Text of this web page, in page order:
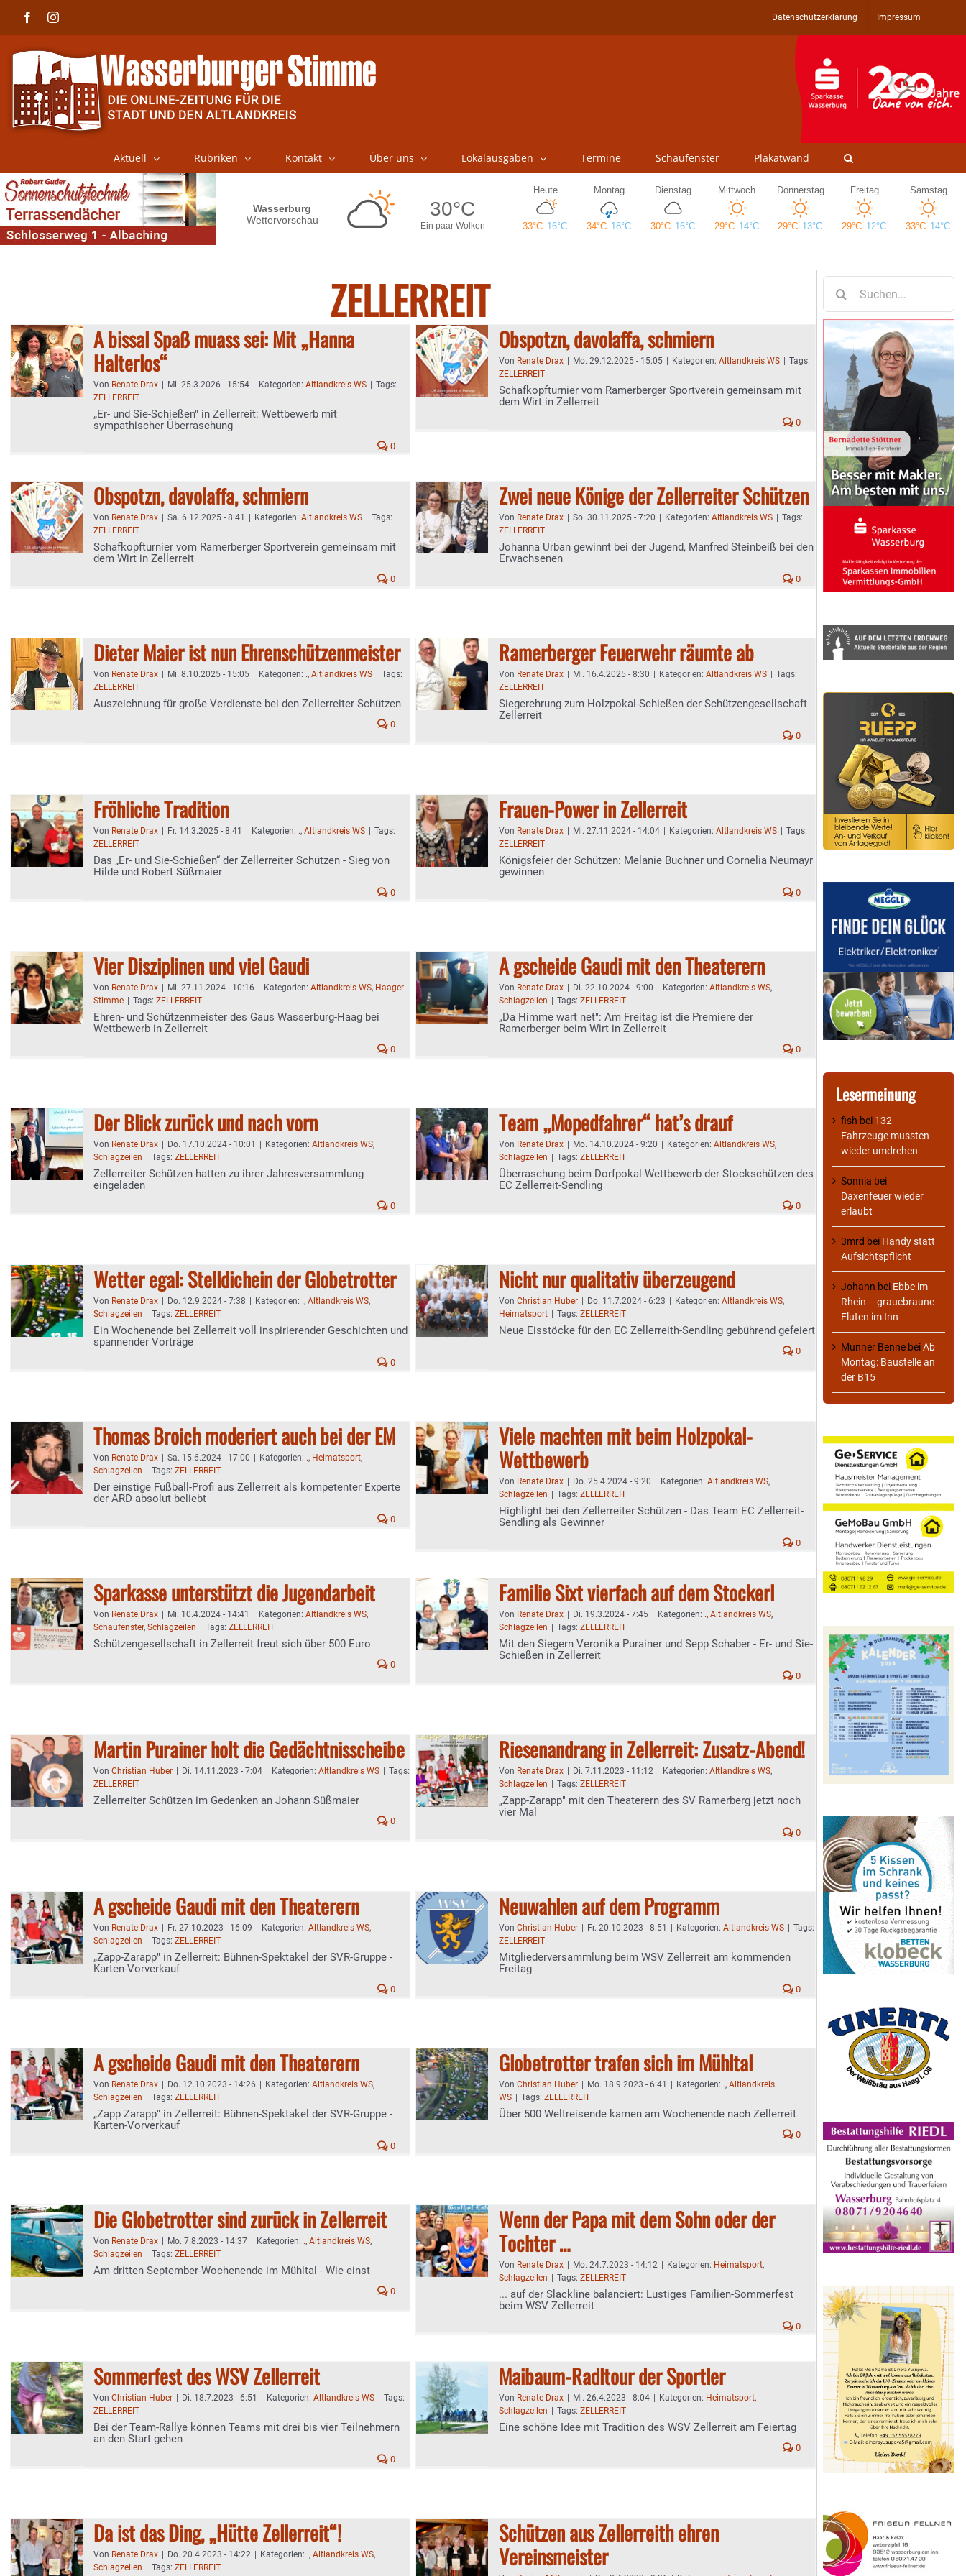
FacebookInstagram Datenschutzerklärung Impressum
Aktuell Rubriken Kontakt Über uns Lokalausgaben Termine Schaufenster Plakatwand
ZELLERREIT
A bissal Spaß muass sei: Mit „Hanna
Halterlos“
Von Renate Drax Mi. 25.3.2026 - 15:54 Kategorien: Altlandkreis WS
Tags:
ZELLERREIT
„Er- und Sie-Schießen" in Zellerreit: Wettbewerb mit
sympathischer Überraschung
0
Obspotzn, davolaffa, schmiern
Von Renate Drax Mo. 29.12.2025 - 15:05 Kategorien: Altlandkreis WS
Tags:
ZELLERREIT
Schafkopfturnier vom Ramerberger Sportverein gemeinsam mit
dem Wirt in Zellerreit
0
Obspotzn, davolaffa, schmiern
Von Renate Drax Sa. 6.12.2025 - 8:41 Kategorien: Altlandkreis WS
Tags:
ZELLERREIT
Schafkopfturnier vom Ramerberger Sportverein gemeinsam mit
dem Wirt in Zellerreit
0
Zwei neue Könige der Zellerreiter Schützen
Von Renate Drax So. 30.11.2025 - 7:20 Kategorien: Altlandkreis WS
Tags:
ZELLERREIT
Johanna Urban gewinnt bei der Jugend, Manfred Steinbeiß bei den
Erwachsenen
0
Dieter Maier ist nun Ehrenschützenmeister
Von Renate Drax Mi. 8.10.2025 - 15:05 Kategorien: ., Altlandkreis WS
Tags:
ZELLERREIT
Auszeichnung für große Verdienste bei den Zellerreiter Schützen
0
Ramerberger Feuerwehr räumte ab
Von Renate Drax Mi. 16.4.2025 - 8:30 Kategorien: Altlandkreis WS
Tags:
ZELLERREIT
Siegerehrung zum Holzpokal-Schießen der Schützengesellschaft
Zellerreit
0
Fröhliche Tradition
Von Renate Drax Fr. 14.3.2025 - 8:41 Kategorien: ., Altlandkreis WS
Tags:
ZELLERREIT
Das „Er- und Sie-Schießen“ der Zellerreiter Schützen - Sieg von
Hilde und Robert Süßmaier
0
Frauen-Power in Zellerreit
Von Renate Drax Mi. 27.11.2024 - 14:04 Kategorien: Altlandkreis WS
Tags:
ZELLERREIT
Königsfeier der Schützen: Melanie Buchner und Cornelia Neumayr
gewinnen
0
Vier Disziplinen und viel Gaudi
Von Renate Drax Mi. 27.11.2024 - 10:16 Kategorien: Altlandkreis WS, Haager-
Stimme
Tags: ZELLERREIT
Ehren- und Schützenmeister des Gaus Wasserburg-Haag bei
Wettbewerb in Zellerreit
0
A gscheide Gaudi mit den Theaterern
Von Renate Drax Di. 22.10.2024 - 9:00 Kategorien: Altlandkreis WS,
Schlagzeilen
Tags: ZELLERREIT
„Da Himme wart net": Am Freitag ist die Premiere der
Ramerberger beim Wirt in Zellerreit
0
Der Blick zurück und nach vorn
Von Renate Drax Do. 17.10.2024 - 10:01 Kategorien: Altlandkreis WS,
Schlagzeilen
Tags: ZELLERREIT
Zellerreiter Schützen hatten zu ihrer Jahresversammlung
eingeladen
0
Team „Mopedfahrer“ hat’s drauf
Von Renate Drax Mo. 14.10.2024 - 9:20 Kategorien: Altlandkreis WS,
Schlagzeilen
Tags: ZELLERREIT
Überraschung beim Dorfpokal-Wettbewerb der Stockschützen des
EC Zellerreit-Sendling
0
Wetter egal: Stelldichein der Globetrotter
Von Renate Drax Do. 12.9.2024 - 7:38 Kategorien: ., Altlandkreis WS,
Schlagzeilen
Tags: ZELLERREIT
Ein Wochenende bei Zellerreit voll inspirierender Geschichten und
spannender Vorträge
0
Nicht nur qualitativ überzeugend
Von Christian Huber Do. 11.7.2024 - 6:23 Kategorien: Altlandkreis WS,
Heimatsport
Tags: ZELLERREIT
Neue Eisstöcke für den EC Zellerreith-Sendling gebührend gefeiert
0
Thomas Broich moderiert auch bei der EM
Von Renate Drax Sa. 15.6.2024 - 17:00 Kategorien: ., Heimatsport,
Schlagzeilen
Tags: ZELLERREIT
Der einstige Fußball-Profi aus Zellerreit als kompetenter Experte
der ARD absolut beliebt
0
Viele machten mit beim Holzpokal-
Wettbewerb
Von Renate Drax Do. 25.4.2024 - 9:20 Kategorien: Altlandkreis WS,
Schlagzeilen
Tags: ZELLERREIT
Highlight bei den Zellerreiter Schützen - Das Team EC Zellerreit-
Sendling als Gewinner
0
Sparkasse unterstützt die Jugendarbeit
Von Renate Drax Mi. 10.4.2024 - 14:41 Kategorien: Altlandkreis WS,
Schaufenster, Schlagzeilen Tags: ZELLERREIT
Schützengesellschaft in Zellerreit freut sich über 500 Euro
0
Familie Sixt vierfach auf dem Stockerl
Von Renate Drax Di. 19.3.2024 - 7:45 Kategorien: ., Altlandkreis WS,
Schlagzeilen
Tags: ZELLERREIT
Mit den Siegern Veronika Purainer und Sepp Schaber - Er- und Sie-
Schießen in Zellerreit
0
Martin Purainer holt die Gedächtnisscheibe
Von Christian Huber Di. 14.11.2023 - 7:04 Kategorien: Altlandkreis WS
Tags:
ZELLERREIT
Zellerreiter Schützen im Gedenken an Johann Süßmaier
0
Riesenandrang in Zellerreit: Zusatz-Abend!
Von Renate Drax Di. 7.11.2023 - 11:12 Kategorien: Altlandkreis WS,
Schlagzeilen
Tags: ZELLERREIT
„Zapp-Zarapp" mit den Theaterern des SV Ramerberg jetzt noch
vier Mal
0
A gscheide Gaudi mit den Theaterern
Von Renate Drax Fr. 27.10.2023 - 16:09 Kategorien: Altlandkreis WS,
Schlagzeilen
Tags: ZELLERREIT
„Zapp-Zarapp" in Zellerreit: Bühnen-Spektakel der SVR-Gruppe -
Karten-Vorverkauf
0
Neuwahlen auf dem Programm
Von Christian Huber Fr. 20.10.2023 - 8:51 Kategorien: Altlandkreis WS
Tags:
ZELLERREIT
Mitgliederversammlung beim WSV Zellerreit am kommenden
Freitag
0
A gscheide Gaudi mit den Theaterern
Von Renate Drax Do. 12.10.2023 - 14:26 Kategorien: Altlandkreis WS,
Schlagzeilen
Tags: ZELLERREIT
„Zapp Zarapp" in Zellerreit: Bühnen-Spektakel der SVR-Gruppe -
Karten-Vorverkauf
0
Globetrotter trafen sich im Mühltal
Von Christian Huber Mo. 18.9.2023 - 6:41 Kategorien: ., Altlandkreis
WS
Tags: ZELLERREIT
Über 500 Weltreisende kamen am Wochenende nach Zellerreit
0
Die Globetrotter sind zurück in Zellerreit
Von Renate Drax Mo. 7.8.2023 - 14:37 Kategorien: ., Altlandkreis WS,
Schlagzeilen
Tags: ZELLERREIT
Am dritten September-Wochenende im Mühltal - Wie einst
0
Wenn der Papa mit dem Sohn oder der
Tochter …
Von Renate Drax Mo. 24.7.2023 - 14:12 Kategorien: Heimatsport,
Schlagzeilen
Tags: ZELLERREIT
... auf der Slackline balanciert: Lustiges Familien-Sommerfest
beim WSV Zellerreit
0
Sommerfest des WSV Zellerreit
Von Christian Huber Di. 18.7.2023 - 6:51 Kategorien: Altlandkreis WS
Tags:
ZELLERREIT
Bei der Team-Rallye können Teams mit drei bis vier Teilnehmern
an den Start gehen
0
Maibaum-Radltour der Sportler
Von Renate Drax Mi. 26.4.2023 - 8:04 Kategorien: Heimatsport,
Schlagzeilen
Tags: ZELLERREIT
Eine schöne Idee mit Tradition des WSV Zellerreit am Feiertag
0
Da ist das Ding, „Hütte Zellerreit“!
Von Renate Drax Do. 20.4.2023 - 14:22 Kategorien: ., Altlandkreis WS,
Schlagzeilen
Tags: ZELLERREIT
Schützen aus Zellerreith ehren
Vereinsmeister
nach:
Lesermeinung
fish bei 132
Fahrzeuge mussten
wieder umdrehen
Sonnia bei
Daxenfeuer wieder
erlaubt
3mrd bei Handy statt
Aufsichtspflicht
Johann bei Ebbe im
Rhein – grauebraune
Fluten im Inn
Munner Benne beiAb
Montag: Baustelle an
der B15